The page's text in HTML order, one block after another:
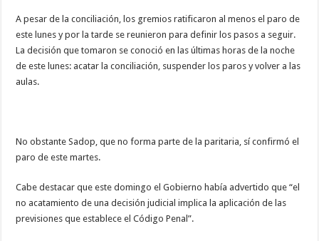
A pesar de la conciliación, los gremios ratificaron al menos el paro de
este lunes y por la tarde se reunieron para definir los pasos a seguir.
La decisión que tomaron se conoció en las últimas horas de la noche
de este lunes: acatar la conciliación, suspender los paros y volver a las
aulas.
No obstante Sadop, que no forma parte de la paritaria, sí confirmó el
paro de este martes.
Cabe destacar que este domingo el Gobierno había advertido que “el
no acatamiento de una decisión judicial implica la aplicación de las
previsiones que establece el Código Penal”.